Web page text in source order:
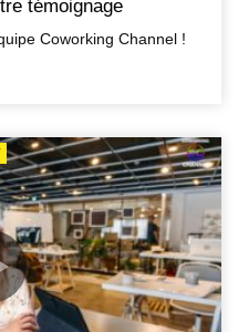
témoignage
Coworking Channel !